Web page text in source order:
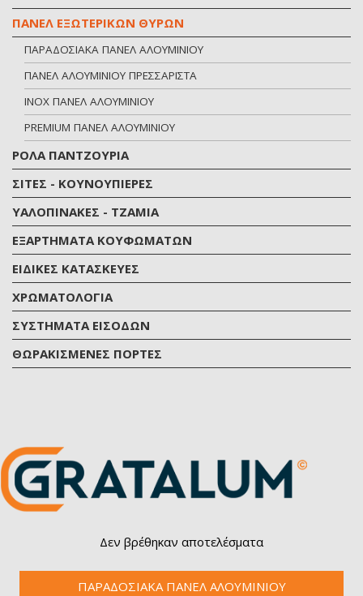
ΠΑΝΕΛ ΕΞΩΤΕΡΙΚΩΝ ΘΥΡΩΝ
ΠΑΡΑΔΟΣΙΑΚΑ ΠΑΝΕΛ ΑΛΟΥΜΙΝΙΟΥ
ΠΑΝΕΛ ΑΛΟΥΜΙΝΙΟΥ ΠΡΕΣΣΑΡΙΣΤΑ
INOX ΠΑΝΕΛ ΑΛΟΥΜΙΝΙΟΥ
PREMIUM ΠΑΝΕΛ ΑΛΟΥΜΙΝΙΟΥ
ΡΟΛΑ ΠΑΝΤΖΟΥΡΙΑ
ΣΙΤΕΣ - ΚΟΥΝΟΥΠΙΕΡΕΣ
ΥΑΛΟΠΙΝΑΚΕΣ - ΤΖΑΜΙΑ
ΕΞΑΡΤΗΜΑΤΑ ΚΟΥΦΩΜΑΤΩΝ
ΕΙΔΙΚΕΣ ΚΑΤΑΣΚΕΥΕΣ
ΧΡΩΜΑΤΟΛΟΓΙA
ΣΥΣΤΗΜΑΤΑ ΕΙΣΟΔΩΝ
ΘΩΡΑΚΙΣΜΕΝΕΣ ΠΟΡΤΕΣ
Δεν βρέθηκαν αποτελέσματα
ΠΑΡΑΔΟΣΙΑΚΑ ΠΑΝΕΛ ΑΛΟΥΜΙΝΙΟΥ